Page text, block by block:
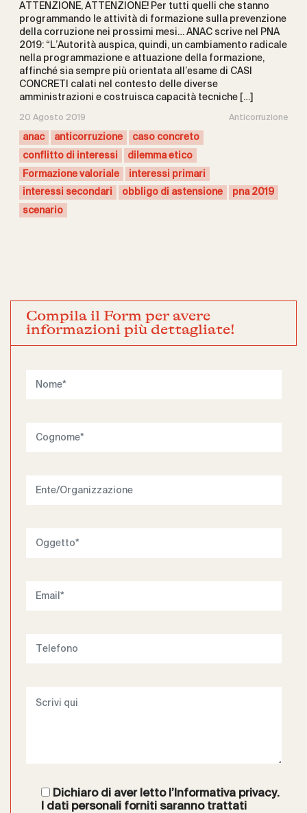
ATTENZIONE, ATTENZIONE! Per tutti quelli che stanno
programmando le attività di formazione sulla prevenzione
della corruzione nei prossimi mesi… ANAC scrive nel PNA
2019: “L’Autorità auspica, quindi, un cambiamento radicale
nella programmazione e attuazione della formazione,
affinché sia sempre più orientata all’esame di CASI
CONCRETI calati nel contesto delle diverse
amministrazioni e costruisca capacità tecniche […]
20 Agosto 2019 Anticorruzione
anac anticorruzione
caso concreto
conflitto di interessi
dilemma etico
Formazione valoriale
interessi primari
interessi secondari
obbligo di astensione
pna 2019
scenario
Compila il Form per avere
informazioni più dettagliate!
Dichiaro di aver letto l’Informativa privacy.
I dati personali forniti saranno trattati